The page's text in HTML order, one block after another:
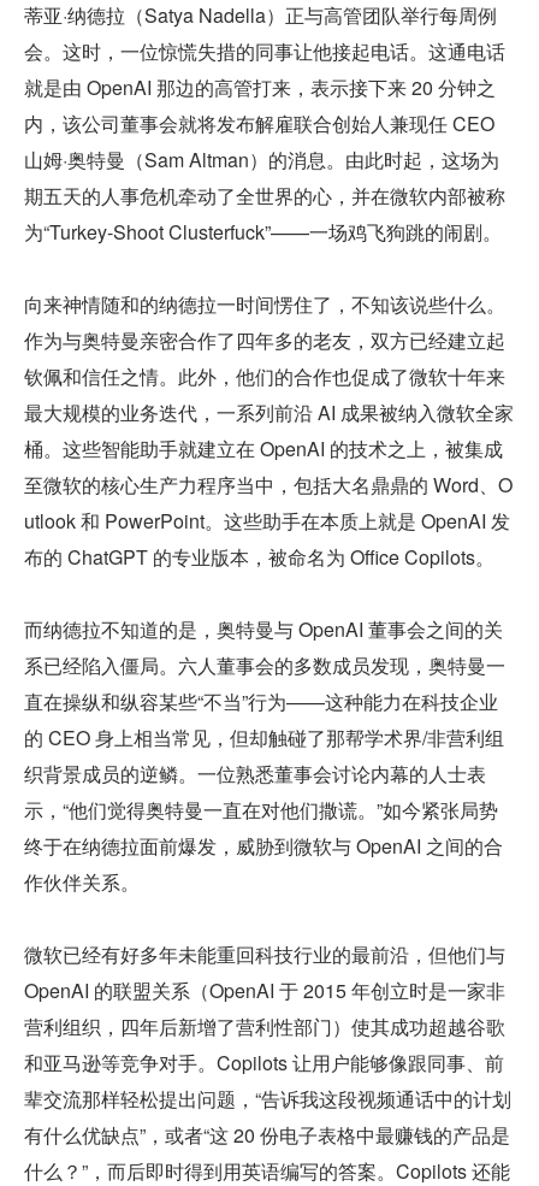
蒂亚·纳德拉（Satya Nadella）正与高管团队举行每周例
会。这时，一位惊慌失措的同事让他接起电话。这通电话
就是由 OpenAI 那边的高管打来，表示接下来 20 分钟之
内，该公司董事会就将发布解雇联合创始人兼现任 CEO
山姆·奥特曼（Sam Altman）的消息。由此时起，这场为
期五天的人事危机牵动了全世界的心，并在微软内部被称
为“Turkey-Shoot Clusterfuck”——一场鸡飞狗跳的闹剧。
向来神情随和的纳德拉一时间愣住了，不知该说些什么。
作为与奥特曼亲密合作了四年多的老友，双方已经建立起
钦佩和信任之情。此外，他们的合作也促成了微软十年来
最大规模的业务迭代，一系列前沿 AI 成果被纳入微软全家
桶。这些智能助手就建立在 OpenAI 的技术之上，被集成
至微软的核心生产力程序当中，包括大名鼎鼎的 Word、O
utlook 和 PowerPoint。这些助手在本质上就是 OpenAI 发
布的 ChatGPT 的专业版本，被命名为 Office Copilots。
而纳德拉不知道的是，奥特曼与 OpenAI 董事会之间的关
系已经陷入僵局。六人董事会的多数成员发现，奥特曼一
直在操纵和纵容某些“不当”行为——这种能力在科技企业
的 CEO 身上相当常见，但却触碰了那帮学术界/非营利组
织背景成员的逆鳞。一位熟悉董事会讨论内幕的人士表
示，“他们觉得奥特曼一直在对他们撒谎。”如今紧张局势
终于在纳德拉面前爆发，威胁到微软与 OpenAI 之间的合
作伙伴关系。
微软已经有好多年未能重回科技行业的最前沿，但他们与
OpenAI 的联盟关系（OpenAI 于 2015 年创立时是一家非
营利组织，四年后新增了营利性部门）使其成功超越谷歌
和亚马逊等竞争对手。Copilots 让用户能够像跟同事、前
辈交流那样轻松提出问题，“告诉我这段视频通话中的计划
有什么优缺点”，或者“这 20 份电子表格中最赚钱的产品是
什么？”，而后即时得到用英语编写的答案。Copilots 还能